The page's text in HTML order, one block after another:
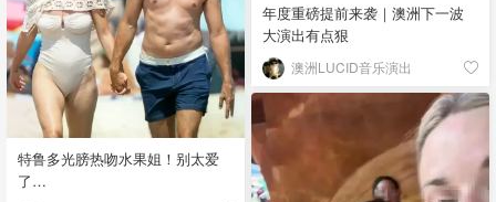
年度重磅提前来袭｜澳洲下一波
大演出有点狠
澳洲LUCID音乐演出
特鲁多光膀热吻水果姐！别太爱
了…